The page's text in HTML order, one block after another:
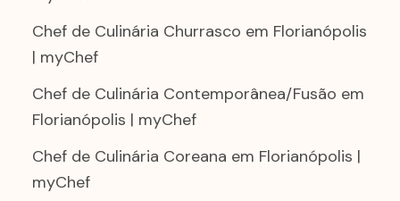
Chef de Culinária Churrasco em Florianópolis
| myChef
Chef de Culinária Contemporânea/Fusão em
Florianópolis | myChef
Chef de Culinária Coreana em Florianópolis |
myChef